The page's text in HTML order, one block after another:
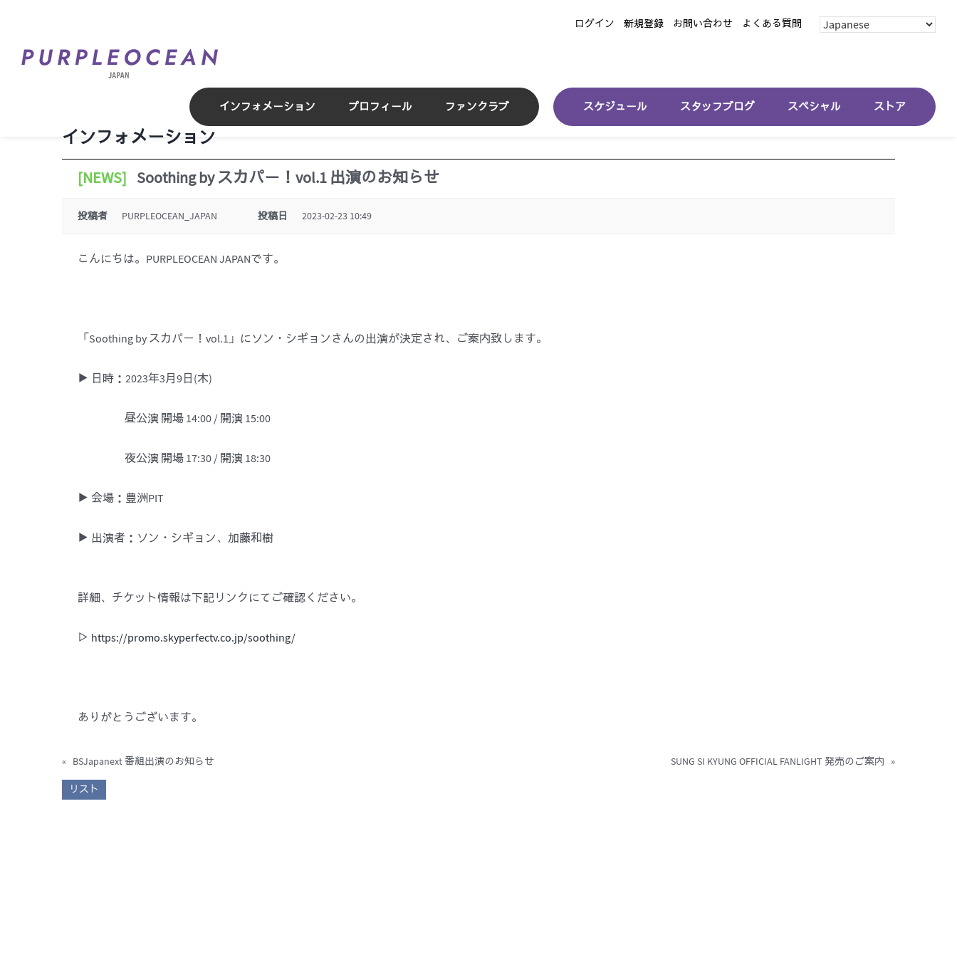
content
ログイン 新規登録 お問い合わせ よくある質問
インフォメーション プロフィール ファンクラブ スケジュール スタッフブログ スペシャル ストア
インフォメーション
[NEWS] Soothing by スカパー！vol.1 出演のお知らせ
投稿者 PURPLEOCEAN_JAPAN 投稿日 2023-02-23 10:49
こんにちは。PURPLEOCEAN JAPANです。
「Soothing by スカパー！vol.1」にソン・シギョンさんの出演が決定され、ご案内致します。
▶ 日時：2023年3月9日(木)
昼公演 開場 14:00 / 開演 15:00
夜公演 開場 17:30 / 開演 18:30
▶ 会場：豊洲PIT
▶ 出演者：ソン・シギョン、加藤和樹
詳細、チケット情報は下記リンクにてご確認ください。
▷ https://promo.skyperfectv.co.jp/soothing/
ありがとうございます。
« BSJapanext 番組出演のお知らせ SUNG SI KYUNG OFFICIAL FANLIGHT 発売のご案内 »
リスト